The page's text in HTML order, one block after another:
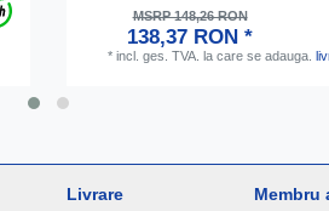
MSRP 148,26 RON
138,37 RON *
* incl. ges. TVA. la care se adauga.
Livrare Membru